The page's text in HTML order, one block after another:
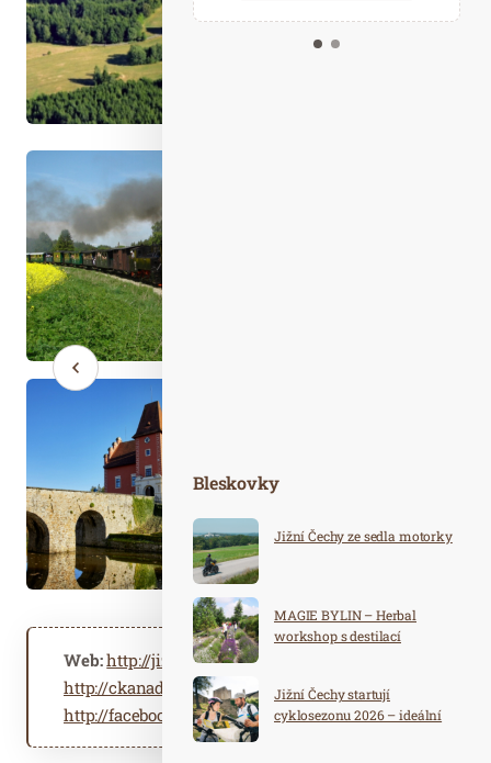
Kalendář událostí
Odebírejte náš newsletter
Web:http://jiznicechy.cz/ceskakanada
http://ckanada.cz
http://facebook.com/ckanada.cz
Bleskovky
Jižní Čechy ze sedla motorky
MAGIE BYLIN – Herbal
workshop s destilací
Jižní Čechy startují
cyklosezonu 2026 – ideální